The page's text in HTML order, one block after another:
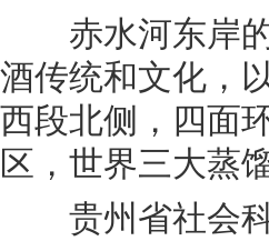
赤水河东岸的
酒传统和文化，
西段北侧，四面
区，世界三大蒸
贵州省社会科